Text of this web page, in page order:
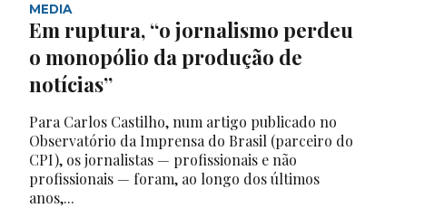
MEDIA
Em ruptura, “o jornalismo perdeu
o monopólio da produção de
notícias”
Para Carlos Castilho, num artigo publicado no
Observatório da Imprensa do Brasil (parceiro do
CPI), os jornalistas — profissionais e não
profissionais — foram, ao longo dos últimos
anos,...